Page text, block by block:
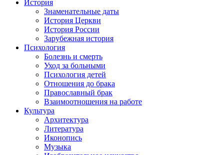
История
Знаменательные даты
История Церкви
История России
Зарубежная история
Психология
Болезнь и смерть
Уход за больными
Психология детей
Отношения до брака
Православный брак
Взаимоотношения на работе
Культура
Архитектура
Литература
Иконопись
Музыка